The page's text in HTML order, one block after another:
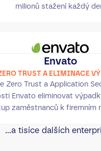
milionů stažení každý
Envato
TRUST A ELIMINACE
Zero Trust a Application
Envato eliminovat
zaměstnanců k firemním
...a tisíce dalších